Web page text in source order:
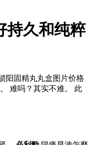
持久和纯粹
阳固精丸丸盒图片价格
难吗？其实不难。 此